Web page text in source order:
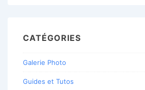
CATÉGORIES
Galerie Photo
Guides et Tutos